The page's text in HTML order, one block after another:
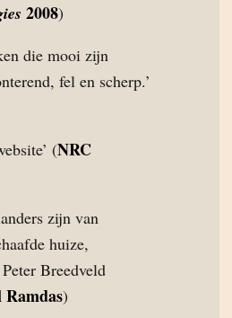
2008)
die mooi zijn
fel en scherp.’
(NRC
zijn van
huize,
Breedveld
)